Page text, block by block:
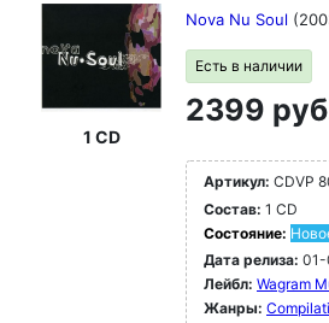
1 CD
Nova Nu Soul
Есть в наличии
2399
Артикул: CDVP
Состав: 1 CD
Состояние:
Дата релиза:
Лейбл: Wagram
Жанры: